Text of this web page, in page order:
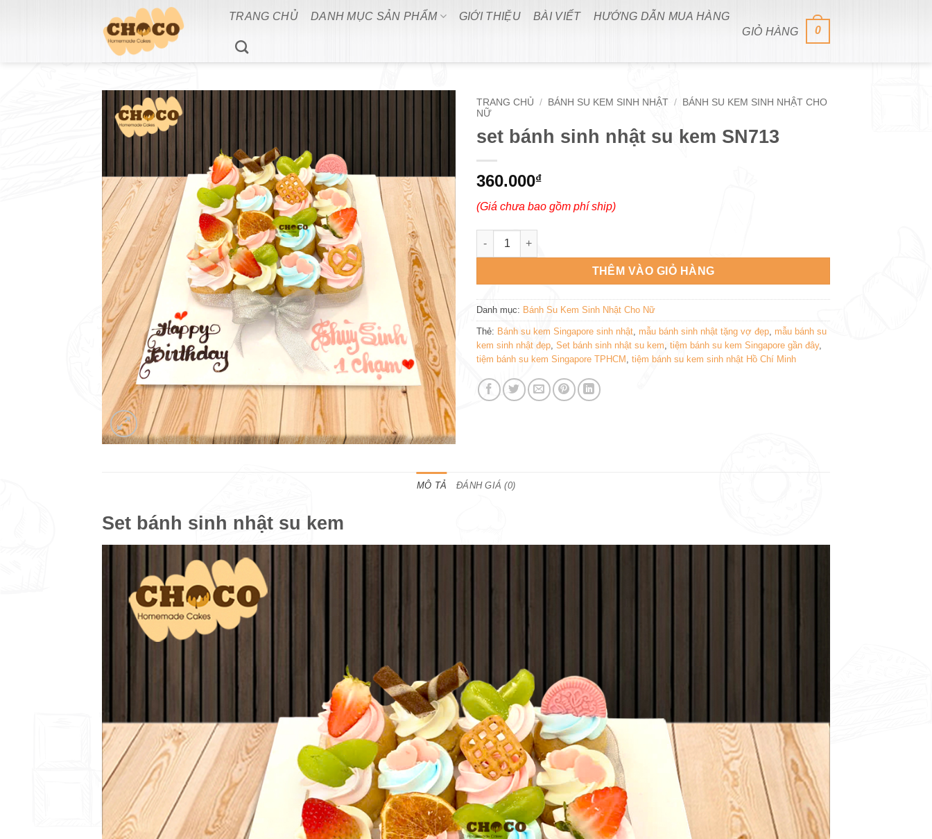
TRANG CHỦ DANH MỤC SẢN PHẨM GIỚI THIỆU BÀI VIẾT
HƯỚNG DẪN MUA HÀNG
GIỎ HÀNG
0
TRANG CHỦ / BÁNH SU KEM SINH NHẬT /
BÁNH SU KEM SINH NHẬT CHO
NỮ
set bánh sinh nhật su kem SN713
360.000₫
(Giá chưa bao gồm phí ship)
set bánh sinh nhật su kem SN713 số lượng
THÊM VÀO GIỎ HÀNG
Danh mục: Bánh Su Kem Sinh Nhật Cho Nữ
Thẻ: Bánh su kem Singapore sinh nhật mẫu bánh sinh nhật tặng vợ đẹp mẫu bánh su
kem sinh nhật đẹp Set bánh sinh nhật su kem tiệm bánh su kem Singapore gần đây,
tiệm bánh su kem Singapore TPHCM tiệm bánh su kem sinh nhật Hồ Chí Minh
MÔ TẢ ĐÁNH GIÁ (0)
Set bánh sinh nhật su kem